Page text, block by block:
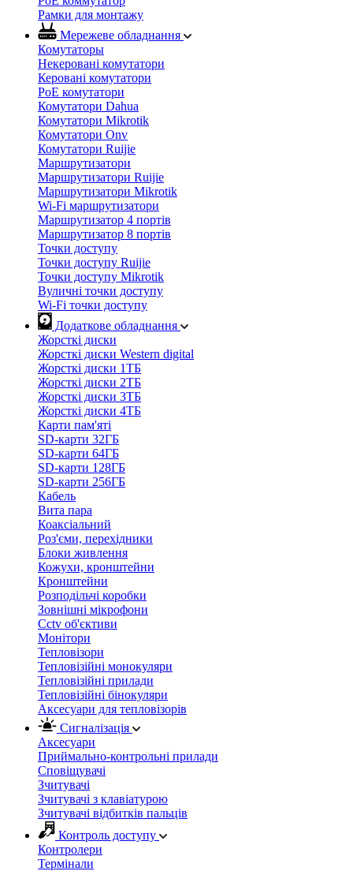
Рамки для монтажу
Мережеве обладнання
Комутаторы
Некеровані комутатори
Керовані комутатори
PoE комутатори
Комутатори Dahua
Комутатори Mikrotik
Комутатори Onv
Комутатори Ruijie
Маршрутизатори
Маршрутизатори Ruijie
Маршрутизатори Mikrotik
Wi-Fi маршрутизатори
Маршрутизатор 4 портів
Маршрутизатор 8 портів
Точки доступу
Точки доступу Ruijie
Точки доступу Mikrotik
Вуличні точки доступу
Wi-Fi точки доступу
Додаткове обладнання
Жорсткі диски
Жорсткі диски Western digital
Жорсткі диски 1ТБ
Жорсткі диски 2ТБ
Жорсткі диски 3ТБ
Жорсткі диски 4ТБ
Карти пам'яті
SD-карти 32ГБ
SD-карти 64ГБ
SD-карти 128ГБ
SD-карти 256ГБ
Кабель
Вита пара
Коаксіальний
Роз'єми, перехідники
Блоки живлення
Кожухи, кронштейни
Кронштейни
Розподільчі коробки
Зовнішні мікрофони
Cctv об'єктиви
Монітори
Тепловізори
Тепловізійні монокуляри
Тепловізійні прилади
Тепловізійні бінокуляри
Аксесуари для тепловізорів
Сигналізація
Аксесуари
Приймально-контрольні прилади
Сповіщувачі
Зчитувачі
Зчитувачі з клавіатурою
Зчитувачі відбитків пальців
Контроль доступу
Контролери
Термінали